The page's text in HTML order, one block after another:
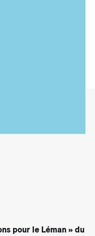
pour le Léman » du